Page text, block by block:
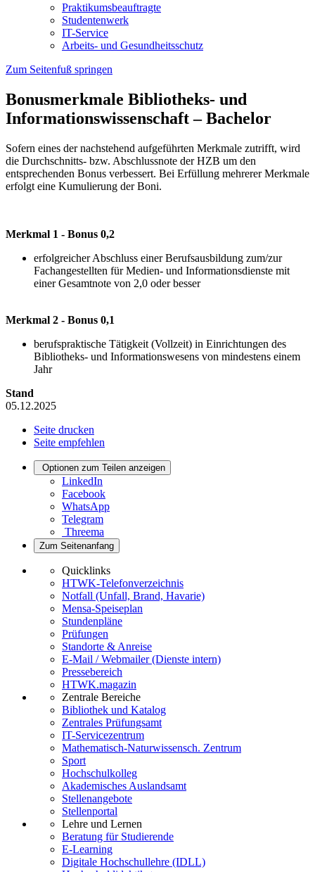
Praktikumsbeauftragte
Studentenwerk
IT-Service
Arbeits- und Gesundheitsschutz
Zum Seitenfuß springen
Bonusmerkmale Bibliotheks- und
Informationswissenschaft – Bachelor
Sofern eines der nachstehend aufgeführten Merkmale zutrifft, wird
die Durchschnitts- bzw. Abschlussnote der HZB um den
entsprechenden Bonus verbessert. Bei Erfüllung mehrerer Merkmale
erfolgt eine Kumulierung der Boni.
Merkmal 1 - Bonus 0,2
erfolgreicher Abschluss einer Berufsausbildung zum/zur
Fachangestellten für Medien- und Informationsdienste mit
einer Gesamtnote von 2,0 oder besser
Merkmal 2 - Bonus 0,1
berufspraktische Tätigkeit (Vollzeit) in Einrichtungen des
Bibliotheks- und Informationswesens von mindestens einem
Jahr
Stand
05.12.2025
Seite drucken
Seite empfehlen
Optionen zum Teilen anzeigen
LinkedIn
Facebook
WhatsApp
Telegram
Threema
Zum Seitenanfang
Quicklinks
HTWK-Telefonverzeichnis
Notfall (Unfall, Brand, Havarie)
Mensa-Speiseplan
Stundenpläne
Prüfungen
Standorte & Anreise
E-Mail / Webmailer (Dienste intern)
Pressebereich
HTWK.magazin
Zentrale Bereiche
Bibliothek und Katalog
Zentrales Prüfungsamt
IT-Servicezentrum
Mathematisch-Naturwissensch. Zentrum
Sport
Hochschulkolleg
Akademisches Auslandsamt
Stellenangebote
Stellenportal
Lehre und Lernen
Beratung für Studierende
E-Learning
Digitale Hochschullehre (IDLL)